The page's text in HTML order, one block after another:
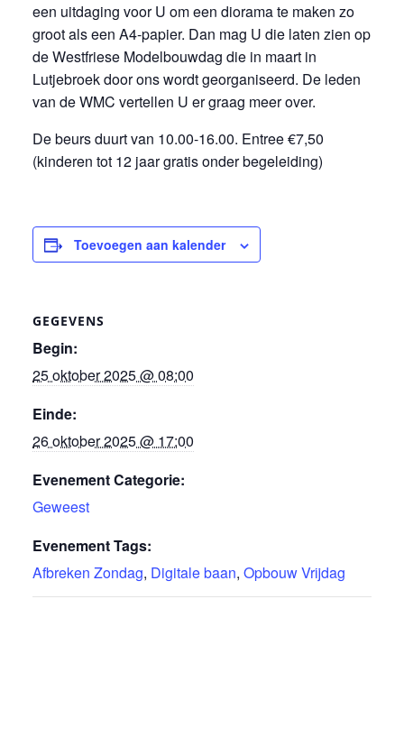
een uitdaging voor U om een diorama te maken zo
groot als een A4-papier. Dan mag U die laten zien op
de Westfriese Modelbouwdag die in maart in
Lutjebroek door ons wordt georganiseerd. De leden
van de WMC vertellen U er graag meer over.
De beurs duurt van 10.00-16.00. Entree €7,50
(kinderen tot 12 jaar gratis onder begeleiding)
Toevoegen aan kalender
GEGEVENS
Begin:
25 oktober 2025 @ 08:00
Einde:
26 oktober 2025 @ 17:00
Evenement Categorie:
Geweest
Evenement Tags:
Afbreken Zondag, Digitale baan, Opbouw Vrijdag